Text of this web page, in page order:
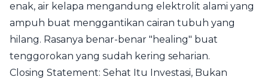
enak, air kelapa mengandung elektrolit alami yang
ampuh buat menggantikan cairan tubuh yang
hilang. Rasanya benar-benar "healing" buat
tenggorokan yang sudah kering seharian.
Closing Statement: Sehat Itu Investasi, Bukan